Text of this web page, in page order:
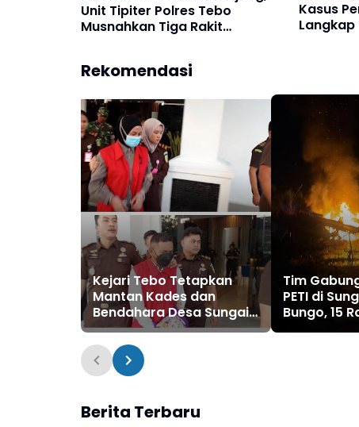
Unit Tipiter Polres Tebo
Musnahkan Tiga Rakit
Kasus
Langkap
Rekomendasi
Kejari Tebo Tetapkan
Mantan Kades dan
Bendahara Desa Sungai
Pandan Tersangka
Pengelolaan APBDes
2023 - 2024
Tim
PETI di
Bungo, 15
Berita Terbaru